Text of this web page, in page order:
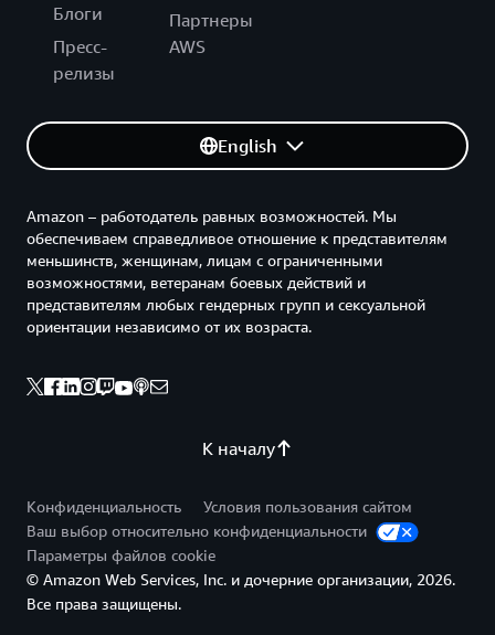
Блоги
Пресс-
релизы
Партнеры
AWS
English
К началу
Amazon – работодатель равных возможностей. Мы
обеспечиваем справедливое отношение к представителям
меньшинств, женщинам, лицам с ограниченными
возможностями, ветеранам боевых действий и
представителям любых гендерных групп и сексуальной
ориентации независимо от их возраста.
Конфиденциальность
Условия пользования сайтом
Ваш выбор относительно конфиденциальности
Параметры файлов cookie
© Amazon Web Services, Inc. и дочерние организации, 2026.
Все права защищены.